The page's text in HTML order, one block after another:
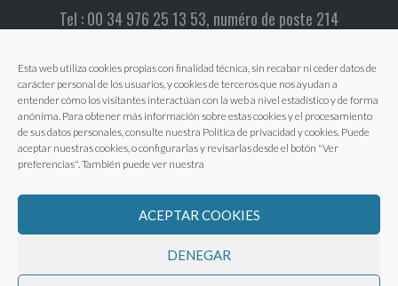
Esta web utiliza cookies propias con finalidad técnica, sin recabar ni ceder datos de
carácter personal de los usuarios, y cookies de terceros que nos ayudan a
entender cómo los visitantes interactúan con la web a nivel estadístico y de forma
anónima. Para obtener más información sobre estas cookies y el procesamiento
de sus datos personales, consulte nuestra Política de privacidad y cookies. Puede
aceptar nuestras cookies, o configurarlas y revisarlas desde el botón "Ver
preferencias". También puede ver nuestra
ACEPTAR COOKIES
DENEGAR
Tel : 00 34 976 25 13 53, numéro de poste 214